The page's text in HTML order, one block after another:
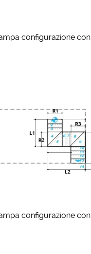
configurazione
configurazione